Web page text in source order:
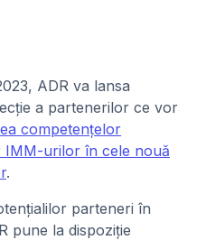
ADR va lansa
a partenerilor ce vor
competențelor
IMM-urilor în cele nouă
.
parteneri în
pune la dispoziție